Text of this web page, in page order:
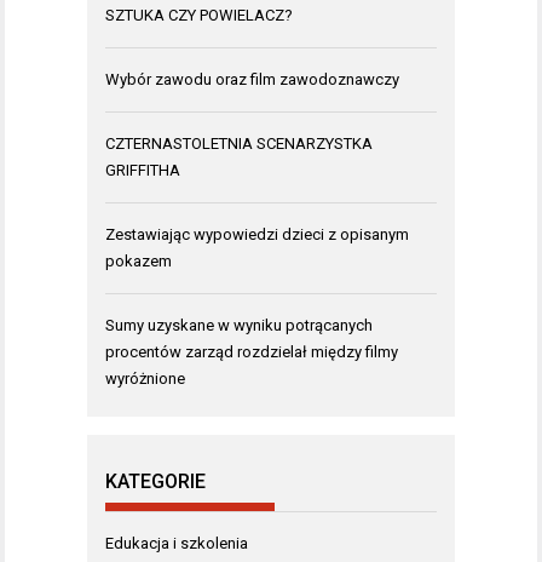
SZTUKA CZY POWIELACZ?
Wybór zawodu oraz film zawodoznawczy
CZTERNASTOLETNIA SCENARZYSTKA
GRIFFITHA
Zestawiając wypowiedzi dzieci z opisanym
pokazem
Sumy uzyskane w wyniku potrącanych
procentów zarząd rozdzielał między filmy
wyróżnione
KATEGORIE
Edukacja i szkolenia